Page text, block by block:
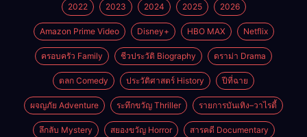
2022 2023 2024 2025 2026
Amazon Prime Video Disney+ HBO MAX Netflix
ครอบครัว Family ชีวประวัติ Biography ดราม่า Drama
ตลก Comedy ประวัติศาสตร์ History ปีที่ฉาย
ผจญภัย Adventure ระทึกขวัญ Thriller รายการบันเทิง–วาไรตี้
ลึกลับ Mystery สยองขวัญ Horror สารคดี Documentary